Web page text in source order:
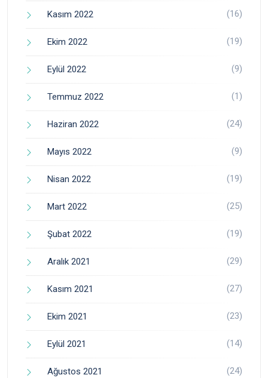
Kasım 2022 (16)
Ekim 2022 (19)
Eylül 2022 (9)
Temmuz 2022 (1)
Haziran 2022 (24)
Mayıs 2022 (9)
Nisan 2022 (19)
Mart 2022 (25)
Şubat 2022 (19)
Aralık 2021 (29)
Kasım 2021 (27)
Ekim 2021 (23)
Eylül 2021 (14)
Ağustos 2021 (24)